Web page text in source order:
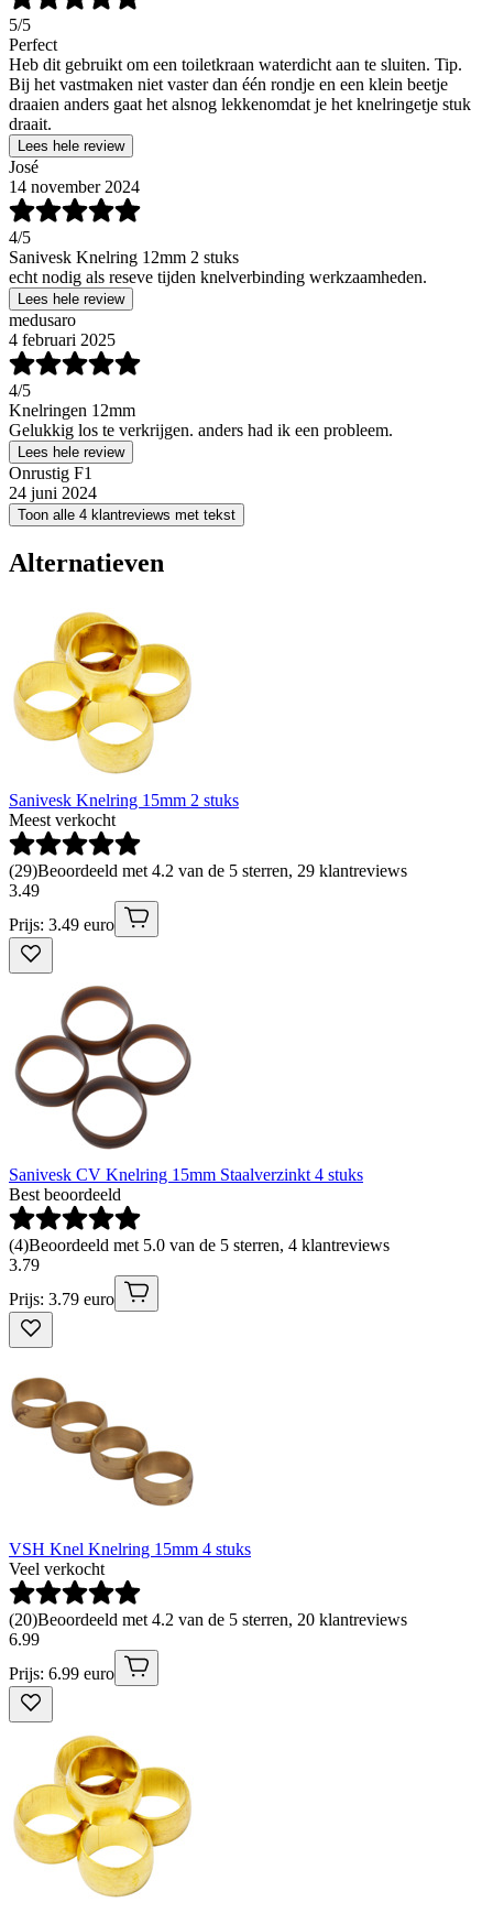
5/5
Perfect
Heb dit gebruikt om een toiletkraan waterdicht aan te sluiten. Tip.
Bij het vastmaken niet vaster dan één rondje en een klein beetje
draaien anders gaat het alsnog lekkenomdat je het knelringetje stuk
draait.
Lees hele review
José
14 november 2024
4/5
Sanivesk Knelring 12mm 2 stuks
echt nodig als reseve tijden knelverbinding werkzaamheden.
Lees hele review
medusaro
4 februari 2025
4/5
Knelringen 12mm
Gelukkig los te verkrijgen. anders had ik een probleem.
Lees hele review
Onrustig F1
24 juni 2024
Toon alle 4 klantreviews met tekst
Alternatieven
Sanivesk Knelring 15mm 2 stuks
Meest verkocht
(29)Beoordeeld met 4.2 van de 5 sterren, 29 klantreviews
3.49
Prijs: 3.49 euro
Sanivesk CV Knelring 15mm Staalverzinkt 4 stuks
Best beoordeeld
(4)Beoordeeld met 5.0 van de 5 sterren, 4 klantreviews
3.79
Prijs: 3.79 euro
VSH Knel Knelring 15mm 4 stuks
Veel verkocht
(20)Beoordeeld met 4.2 van de 5 sterren, 20 klantreviews
6.99
Prijs: 6.99 euro